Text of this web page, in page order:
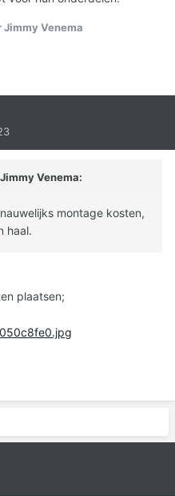
Jimmy Venema
Jimmy Venema:
montage kosten,
haal.
plaatsen;